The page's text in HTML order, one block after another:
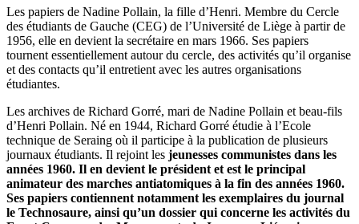
Les papiers de Nadine Pollain, la fille d’Henri. Membre du Cercle
des étudiants de Gauche (CEG) de l’Université de Liège à partir de
1956, elle en devient la secrétaire en mars 1966. Ses papiers
tournent essentiellement autour du cercle, des activités qu’il organise
et des contacts qu’il entretient avec les autres organisations
étudiantes.
Les archives de Richard Gorré, mari de Nadine Pollain et beau-fils
d’Henri Pollain. Né en 1944, Richard Gorré étudie à l’Ecole
technique de Seraing où il participe à la publication de plusieurs
journaux étudiants. Il rejoint les jeunesses communistes dans les
années 1960. Il en devient le président et est le principal
animateur des marches antiatomiques à la fin des années 1960.
Ses papiers contiennent notamment les exemplaires du journal
le Technosaure, ainsi qu’un dossier qui concerne les activités du